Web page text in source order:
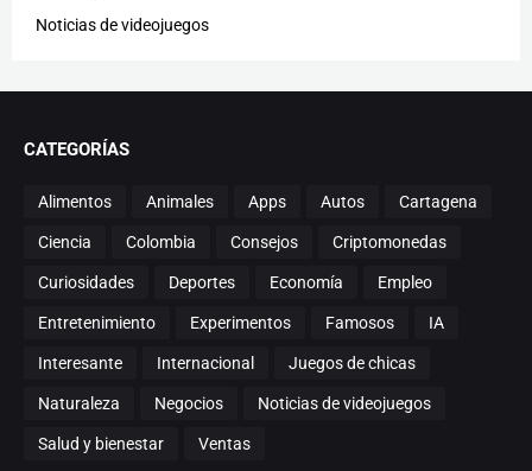
Noticias de videojuegos
CATEGORÍAS
Alimentos Animales Apps Autos Cartagena
Ciencia Colombia Consejos Criptomonedas
Curiosidades Deportes Economía Empleo
Entretenimiento Experimentos Famosos IA
Interesante Internacional Juegos de chicas
Naturaleza Negocios Noticias de videojuegos
Salud y bienestar Ventas